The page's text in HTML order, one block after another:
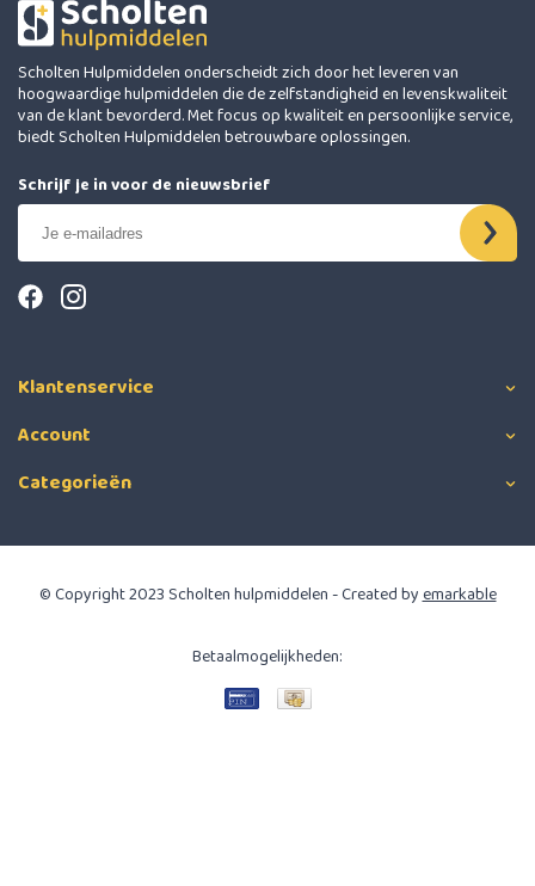
Scholten Hulpmiddelen onderscheidt zich door het leveren van
hoogwaardige hulpmiddelen die de zelfstandigheid en levenskwaliteit
van de klant bevorderd. Met focus op kwaliteit en persoonlijke service,
biedt Scholten Hulpmiddelen betrouwbare oplossingen.
Schrijf je in voor de nieuwsbrief
Klantenservice
Account
Categorieën
© Copyright 2023 Scholten hulpmiddelen - Created byemarkable
Betaalmogelijkheden: